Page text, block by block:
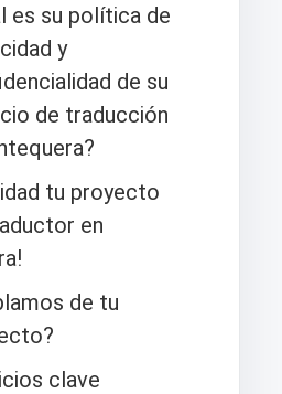
es su política de
y
de su
de traducción
tu proyecto
en
de tu
clave